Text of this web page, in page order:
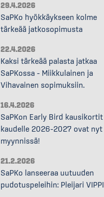
29.4.2026
SaPKo hyökkäykseen kolme
tärkeää jatkosopimusta
22.4.2026
Kaksi tärkeää palasta jatkaa
SaPKossa – Miikkulainen ja
Vihavainen sopimuksiin.
16.4.2026
SaPKon Early Bird kausikortit
kaudelle 2026–2027 ovat nyt
myynnissä!
21.2.2026
SaPKo lanseeraa uutuuden
pudotuspeleihin: Pleijari VIPPI